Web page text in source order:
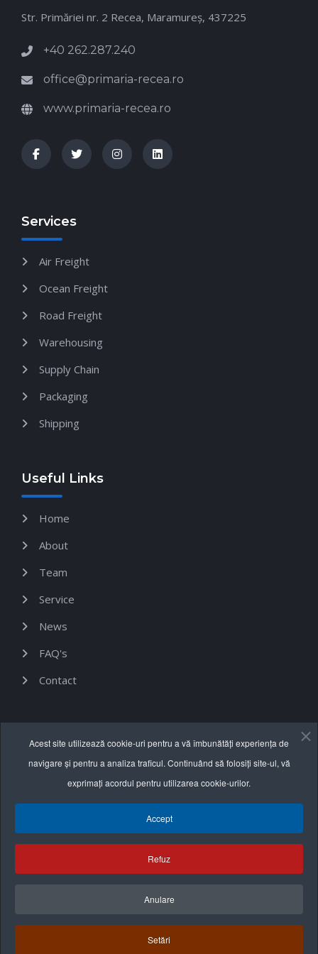
Str. Primăriei nr. 2 Recea, Maramureş, 437225
+40 262.287.240
office@primaria-recea.ro
www.primaria-recea.ro
Services
Air Freight
Ocean Freight
Road Freight
Warehousing
Supply Chain
Packaging
Shipping
Useful Links
Home
About
Team
Service
News
FAQ's
Contact
Politica de confidențialitate
Acest site utilizează cookie-uri pentru a vă îmbunătăți experiența de
navigare și pentru a analiza traficul. Continuând să folosiți site-ul, vă
exprimați acordul pentru utilizarea cookie-urilor.
Accept
Refuz
Anulare
Setări